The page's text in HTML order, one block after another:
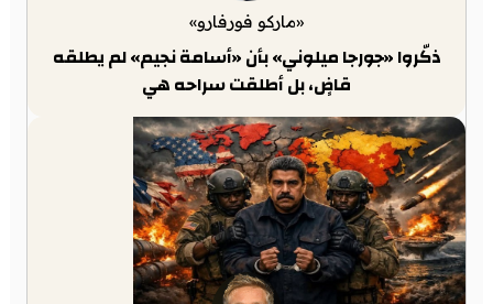
«ماركو فورفارو»
ذكّروا «جورجا ميلوني» بأن «أسامة نجيم» لم يطلقه
قاضٍ، بل أطلقت سراحه هي